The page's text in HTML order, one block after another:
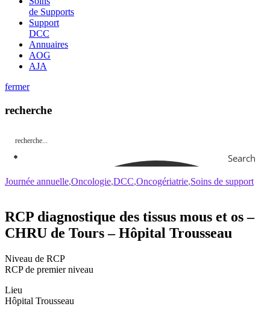
de Supports
Support
DCC
Annuaires
AOG
AJA
fermer
recherche
Search
Journée annuelle Oncologie DCC Oncogériatrie Soins de support
RCP diagnostique des tissus mous et os –
CHRU de Tours – Hôpital Trousseau
Niveau de RCP
RCP de premier niveau
Lieu
Hôpital Trousseau